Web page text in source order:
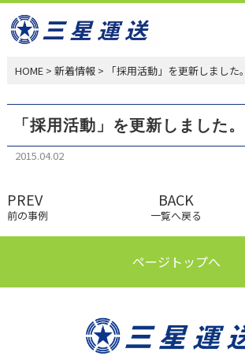
HOME> 新着情報> 「採用活動」を更新しました。
「採用活動」を更新しました。
2015.04.02
PREV
前の事例
BACK
一覧へ戻る
ページトップへ